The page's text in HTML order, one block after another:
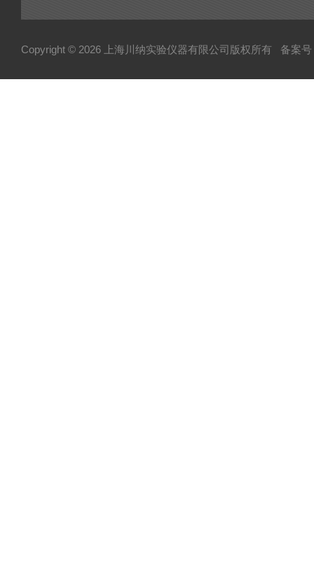
Copyright © 2026 上海川纳实验仪器有限公司版权所有 备案号